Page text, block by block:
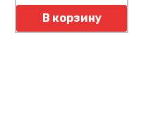
Количество
В корзину